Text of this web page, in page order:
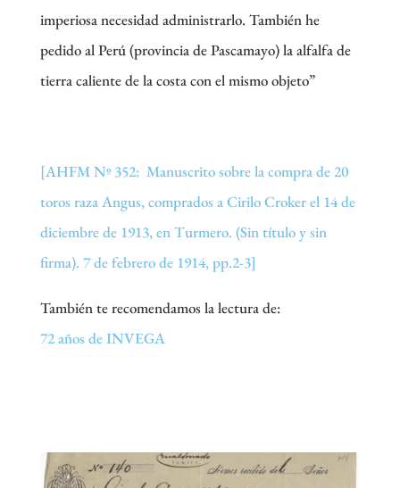
imperiosa necesidad administrarlo. También he
pedido al Perú (provincia de Pascamayo) la alfalfa de
tierra caliente de la costa con el mismo objeto”
[AHFM Nº 352: Manuscrito sobre la compra de 20
toros raza Angus, comprados a Cirilo Croker el 14 de
diciembre de 1913, en Turmero. (Sin título y sin
firma). 7 de febrero de 1914, pp.2-3]
También te recomendamos la lectura de:
72 años de INVEGA